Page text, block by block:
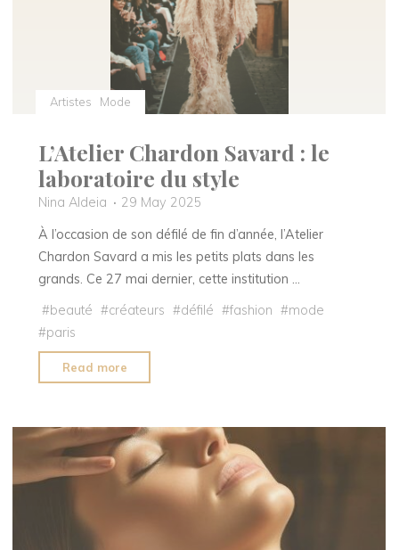
Artistes Mode
L’Atelier Chardon Savard : le
laboratoire du style
Nina Aldeia
29 May 2025
À l’occasion de son défilé de fin d’année, l’Atelier
Chardon Savard a mis les petits plats dans les
grands. Ce 27 mai dernier, cette institution …
#beauté #créateurs #défilé #fashion #mode
#paris
Read more
Chardon
le
laboratoire
du
style "